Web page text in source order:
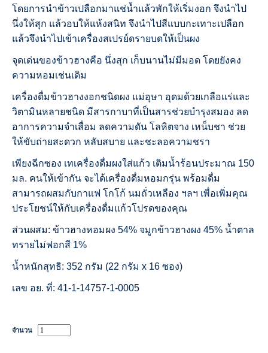
โดยการนำข้าวเปลือกมาแช่น้ำแล้วพักให้เริ่มงอก จึงนำไป
นึ่งให้สุก แล้วอบให้แห้งสนิท จึงนำไปสีแบบกะเทาะเปลือก
แล้วจึงนำไปเข้าเครื่องสเปรย์ดรายบดให้เป็นผง
จุดเด่นของข้าวฮางคือ นึ่งสุก เก็บนานไม่มีมอด โดยยังคง
ความหอมเช่นเดิม
เครื่องดื่มข้าวฮางงอกชนิดผง แม่อุษา อุดมด้วยเกลือแร่และ
วิตามินหลายชนิด มีสารกาบาที่เป็นสารช่วยบำรุงสมอง ลด
อาการความจำเสื่อม ลดความดัน โลหิตจาง เหน็บชา ช่วย
ให้ขับถ่ายสะดวก หลับสบาย และชะลอความชรา
เพียงฉีกซอง เทเครื่องดื่มผงใส่แก้ว เติมน้ำร้อนประมาณ 150
มล. คนให้เข้ากัน จะได้เครื่องดื่มหอมกรุ่น พร้อมดื่ม
สามารถผสมกับกาแฟ โกโก้ นมถั่วเหลือง ฯลฯ เพื่อเพิ่มคุณ
ประโยชน์ให้กับเครื่องดื่มแก้วโปรดของคุณ
ส่วนผสม: ข้าวฮางหอมผง 54% จมูกข้าวฮางผง 45% น้ำตาล
ทรายไม่ฟอกสี 1%
น้ำหนักสุทธิ: 352 กรัม (22 กรัม x 16 ซอง)
เลข อย. ที่: 41-1-14757-1-0005
จำนวน